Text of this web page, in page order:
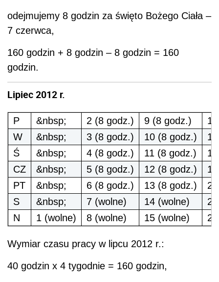
odejmujemy 8 godzin za święto Bożego Ciała –
7 czerwca,
160 godzin + 8 godzin – 8 godzin = 160
godzin.
Lipiec 2012 r.
P &nbsp; 2 (8 godz.) 9 (8 godz.)
W
&nbsp; 3 (8 godz.) 10 (8 godz.)
Ś
&nbsp; 4 (8 godz.) 11 (8 godz.)
CZ
&nbsp; 5 (8 godz.) 12 (8 godz.)
PT
&nbsp; 6 (8 godz.) 13 (8 godz.)
S
&nbsp; 7 (wolne) 14 (wolne)
N
1 (wolne) 8 (wolne) 15 (wolne)
Wymiar czasu pracy w lipcu 2012 r.:
40 godzin x 4 tygodnie = 160 godzin,